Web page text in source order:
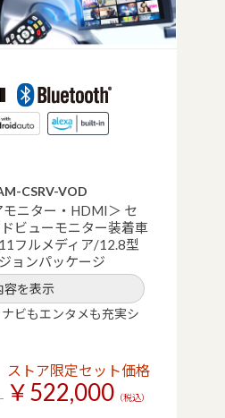
CSRV-VOD
ニター・HDMI＞ セ
ビューモニター装着車
フルメディア/12.8型
ョンパッケージ
容を表示
ビもエンタメも充実シ
ストア限定セット価格
￥522,000 （税込）